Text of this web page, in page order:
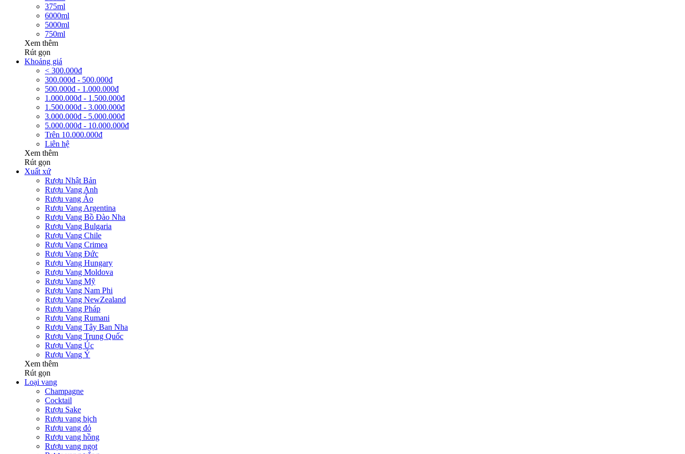
375ml
6000ml
5000ml
750ml
Xem thêm
Rút gọn
Khoảng giá
< 300.000đ
300.000đ - 500.000đ
500.000đ - 1.000.000đ
1.000.000đ - 1.500.000đ
1.500.000đ - 3.000.000đ
3.000.000đ - 5.000.000đ
5.000.000đ - 10.000.000đ
Trên 10.000.000đ
Liên hệ
Xem thêm
Rút gọn
Xuất xứ
Rượu Nhật Bản
Rượu Vang Anh
Rượu vang Áo
Rượu Vang Argentina
Rượu Vang Bồ Đào Nha
Rượu Vang Bulgaria
Rượu Vang Chile
Rượu Vang Crimea
Rượu Vang Đức
Rượu Vang Hungary
Rượu Vang Moldova
Rượu Vang Mỹ
Rượu Vang Nam Phi
Rượu Vang NewZealand
Rượu Vang Pháp
Rượu Vang Rumani
Rượu Vang Tây Ban Nha
Rượu Vang Trung Quốc
Rượu Vang Úc
Rượu Vang Ý
Xem thêm
Rút gọn
Loại vang
Champagne
Cocktail
Rượu Sake
Rượu vang bịch
Rượu vang đỏ
Rượu vang hồng
Rượu vang ngọt